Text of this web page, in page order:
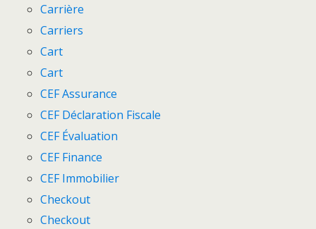
Carrière
Carriers
Cart
Cart
CEF Assurance
CEF Déclaration Fiscale
CEF Évaluation
CEF Finance
CEF Immobilier
Checkout
Checkout